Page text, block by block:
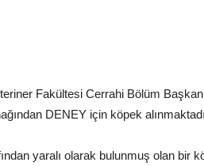
Fakültesi Cerrahi Bölüm
DENEY için köpek
yaralı olarak bulunmuş olan bir